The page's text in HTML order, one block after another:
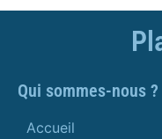
Qui sommes-nous ?
Accueil